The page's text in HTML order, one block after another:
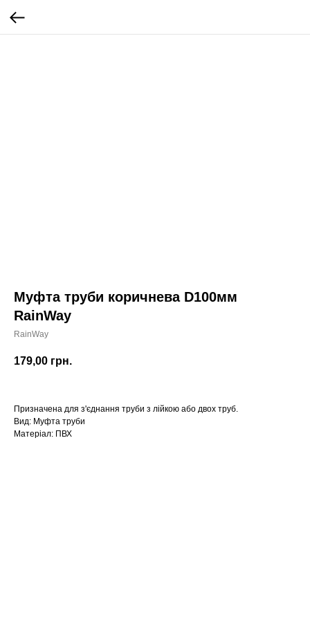
Муфта труби коричнева D100мм
RainWay
RainWay
179,00 грн.
Призначена для з'єднання труби з лійкою або двох труб.
Вид: Муфта труби
Матеріал: ПВХ